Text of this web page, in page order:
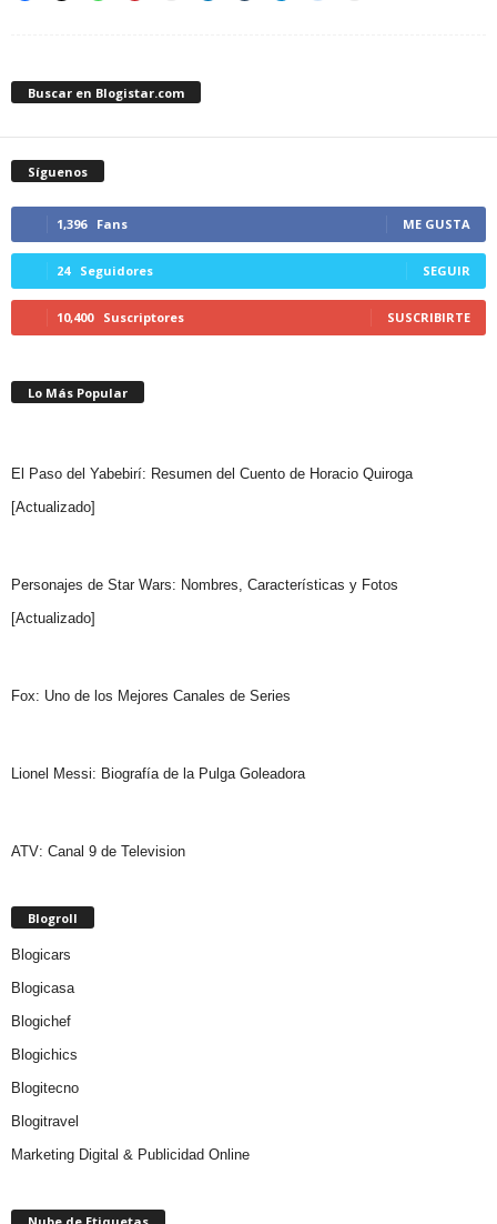
Buscar en Blogistar.com
Síguenos
1,396 Fans ME GUSTA
24 Seguidores SEGUIR
10,400 Suscriptores SUSCRIBIRTE
Lo Más Popular
El Paso del Yabebirí: Resumen del Cuento de Horacio Quiroga
[Actualizado]
Personajes de Star Wars: Nombres, Características y Fotos
[Actualizado]
Fox: Uno de los Mejores Canales de Series
Lionel Messi: Biografía de la Pulga Goleadora
ATV: Canal 9 de Television
Blogroll
Blogicars
Blogicasa
Blogichef
Blogichics
Blogitecno
Blogitravel
Marketing Digital & Publicidad Online